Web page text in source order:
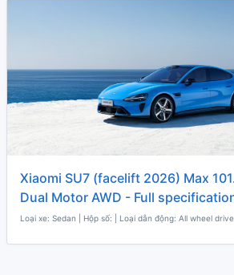
Xiaomi SU7 (facelift 2026) Max
Dual Motor AWD - Full
Loại xe: Sedan | Hộp số: | Loại dẫn động: All wheel